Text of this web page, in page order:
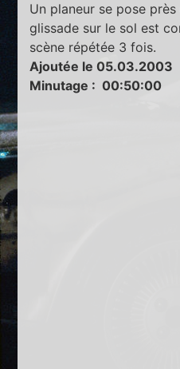
Un planeur se pose
glissade sur le sol est
scène répétée 3 fois.
Ajoutée le 05.03.2003
Minutage : 00:50:00